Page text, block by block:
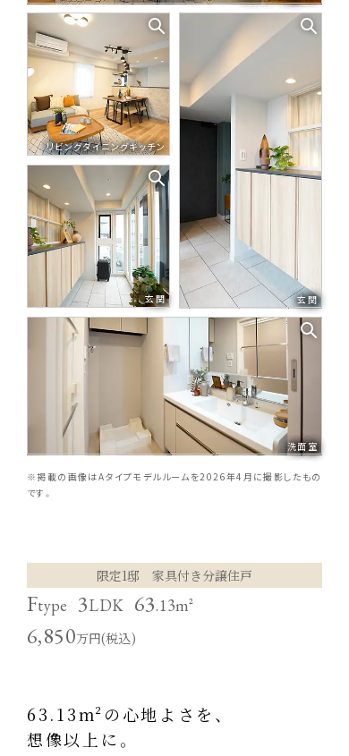
リビングダイニングキッチン
玄関 玄関
洗面室
※掲載の画像はAタイプモデルルームを2026年4月に撮影したもの
です。
限定1邸 家具付き分譲住戸
Ftype 3LDK 63.13m²
6,850万円(税込)
63.13m²の心地よさを、
想像以上に。